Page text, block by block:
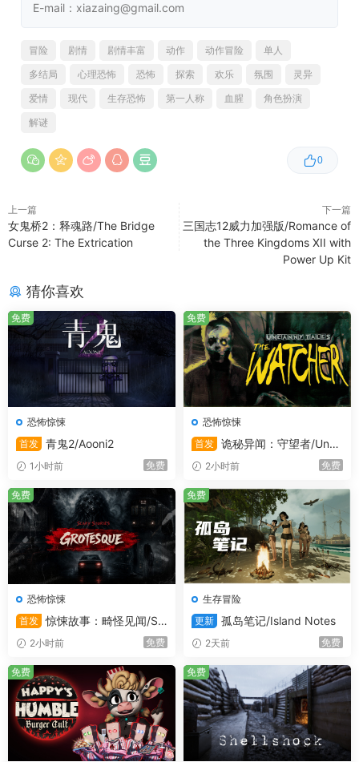
异传说背后的谜团
成人内容描述
开发者对内容描述如下：
This Game may contain content not appropriate for all
Frequent Violence or Gore, General Mature Content
系统需求
最低配置:
需要 64 位处理器和操作系统
操作系统 *:Win7／8／10 ( 64位)
处理器:AMD Ryzen 3 1200 或 Intel Core i5
4590 或 同性能处理器
内存:8 GB RAM
显卡:AMD R9 280 或 NVIDIA GTX 960 或 其
他厂牌同性能显卡
E-mail：xiazaing@gmail.com
0
冒险 剧情 剧情丰富 动作 动作冒险
单人
多结局
心理恐怖 恐怖 探索 欢乐 氛围
灵异
爱情
现代 生存恐怖 第一人称 血腥
角色扮演
解谜
上一篇
女鬼桥2：释魂路/The Bridge
Curse 2: The Extrication
下一篇
三国志12威力加强版/Romance of
the Three Kingdoms XII with
Power Up Kit
猜你喜欢
恐怖惊悚
首发 青鬼2/Aooni2
1小时前 免费
免费
恐怖惊悚
首发 诡秘异闻：守望者/Unca
nny Tales: The Watcher
2小时前 免费
免费
恐怖惊悚
首发 惊悚故事：畸怪见闻/Sc
ary Stories: Grotesque
2小时前 免费
免费
生存冒险
更新 孤岛笔记/Island Notes
2天前 免费
免费
免费 免费